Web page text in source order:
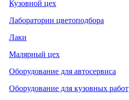
Кузовной цех
Лаборатории цветоподбора
Лаки
Малярный цех
Оборудование для автосервиса
Оборудование для кузовных работ